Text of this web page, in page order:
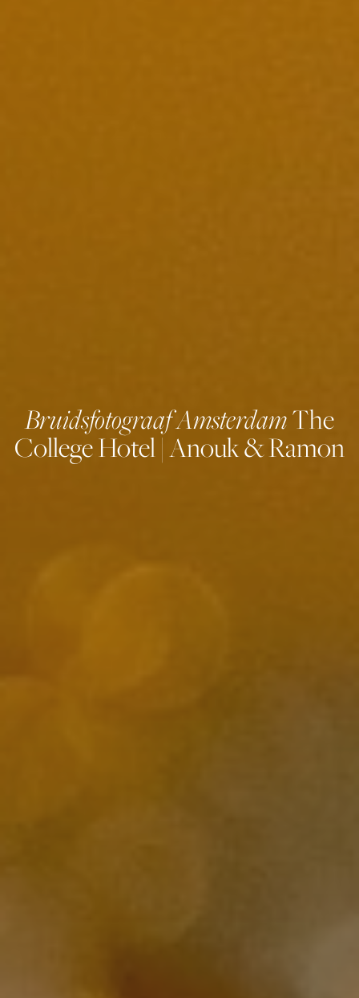
Bruidsfotograaf AmsterdamThe
College Hotel | Anouk & Ramon